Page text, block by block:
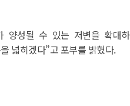
양성될 수 있는 저변을 확대
넓히겠다”고 포부를 밝혔다.